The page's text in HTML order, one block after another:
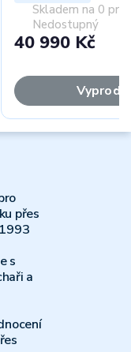
Skladem na 0
Nedostupný
40 990 Kč
přes
s
a